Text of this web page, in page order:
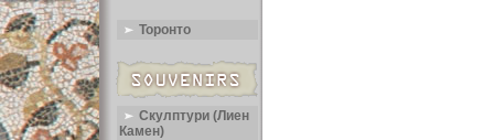
Торонто
Скулптури (Лиен
Камен)